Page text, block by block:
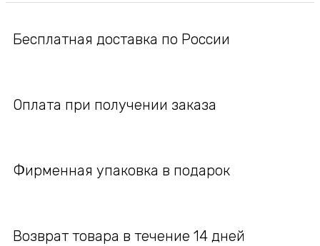
Бесплатная доставка по России
Оплата при получении заказа
Фирменная упаковка в подарок
Возврат товара в течение 14 дней